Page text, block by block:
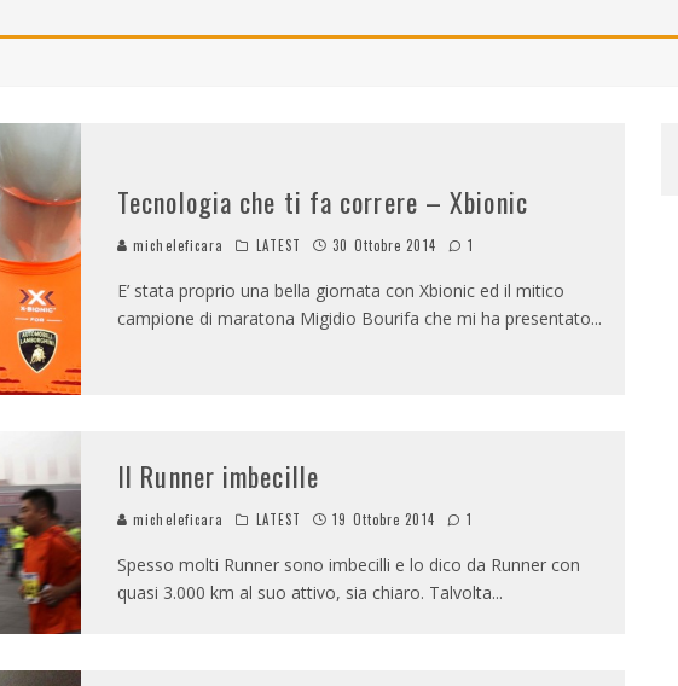
Tecnologia che ti fa correre – Xbionic
micheleficara LATEST 30 Ottobre 2014 1
E’ stata proprio una bella giornata con Xbionic ed il mitico
campione di maratona Migidio Bourifa che mi ha presentato...
Il Runner imbecille
micheleficara LATEST 19 Ottobre 2014 1
Spesso molti Runner sono imbecilli e lo dico da Runner con
quasi 3.000 km al suo attivo, sia chiaro. Talvolta...